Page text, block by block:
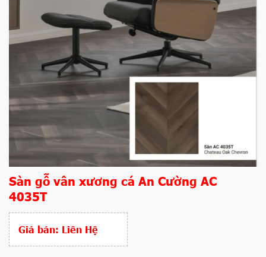
Sàn gỗ vân xương cá An Cường AC
4035T
Giá bán: Liên Hệ